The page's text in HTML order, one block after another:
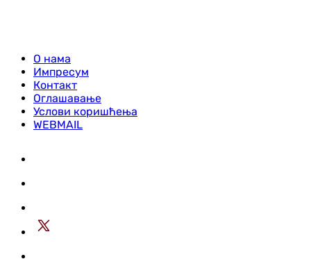
О нама
Импресум
Контакт
Оглашавање
Услови коришћења
WEBMAIL